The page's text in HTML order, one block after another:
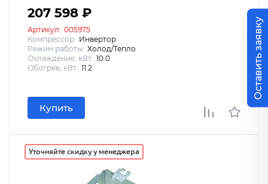
207 598 ₽
Артикул: 005975
Компрессор: Инвертор
Режим работы: Холод/Тепло
Охлаждение, кВт: 10.0
Обогрев, кВт: 11.2
Купить
Уточняйте скидку у менеджера
Оставить заявку